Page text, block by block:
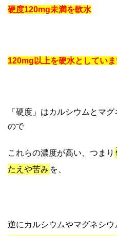
硬度120mg未満を軟水
120mg以上を硬水としていま
「硬度」はカルシウムとマ
ので
これらの濃度が高い、つまり
たえや苦み を、
逆にカルシウムやマグネシウ